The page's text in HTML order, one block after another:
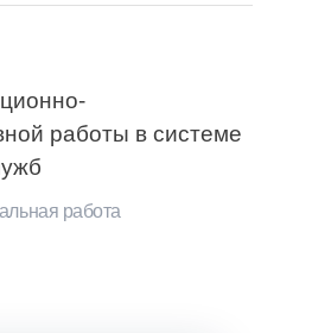
работы в системе
работа